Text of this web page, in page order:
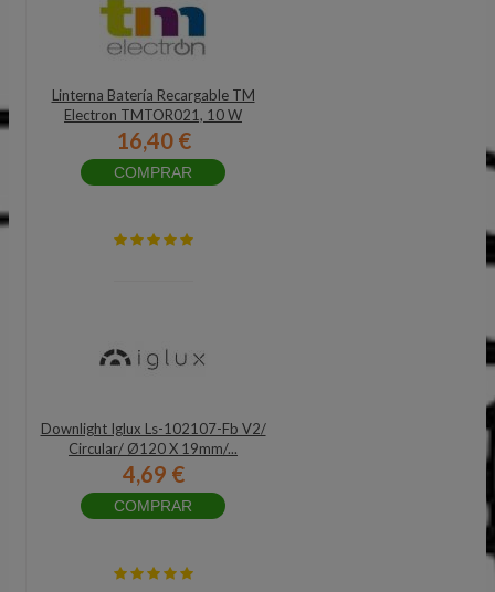
Linterna Batería Recargable TM
Electron TMTOR021, 10 W
16,40 €
COMPRAR
Downlight Iglux Ls-102107-Fb V2/
Circular/ Ø120 X 19mm/...
4,69 €
COMPRAR